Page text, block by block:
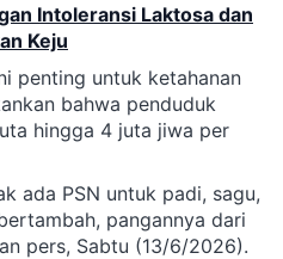
Intoleransi Laktosa dan
Keju
penting untuk ketahanan
bahwa penduduk
hingga 4 juta jiwa per
ada PSN untuk padi, sagu,
pangannya dari
pers, Sabtu (13/6/2026).